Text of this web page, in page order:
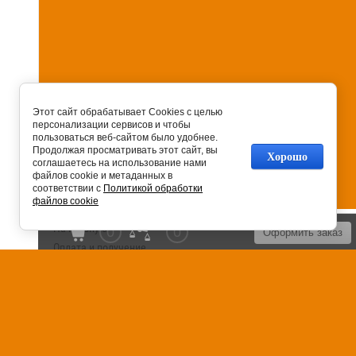
Оформить заказ
0 0
На главную
Оплата и получение
Этот сайт обрабатывает Cookies с целью
персонализации сервисов и чтобы
пользоваться веб-сайтом было удобнее.
Продолжая просматривать этот сайт, вы
соглашаетесь на использование нами
файлов cookie и метаданных в
соответствии с Политикой обработки
файлов cookie
Хорошо